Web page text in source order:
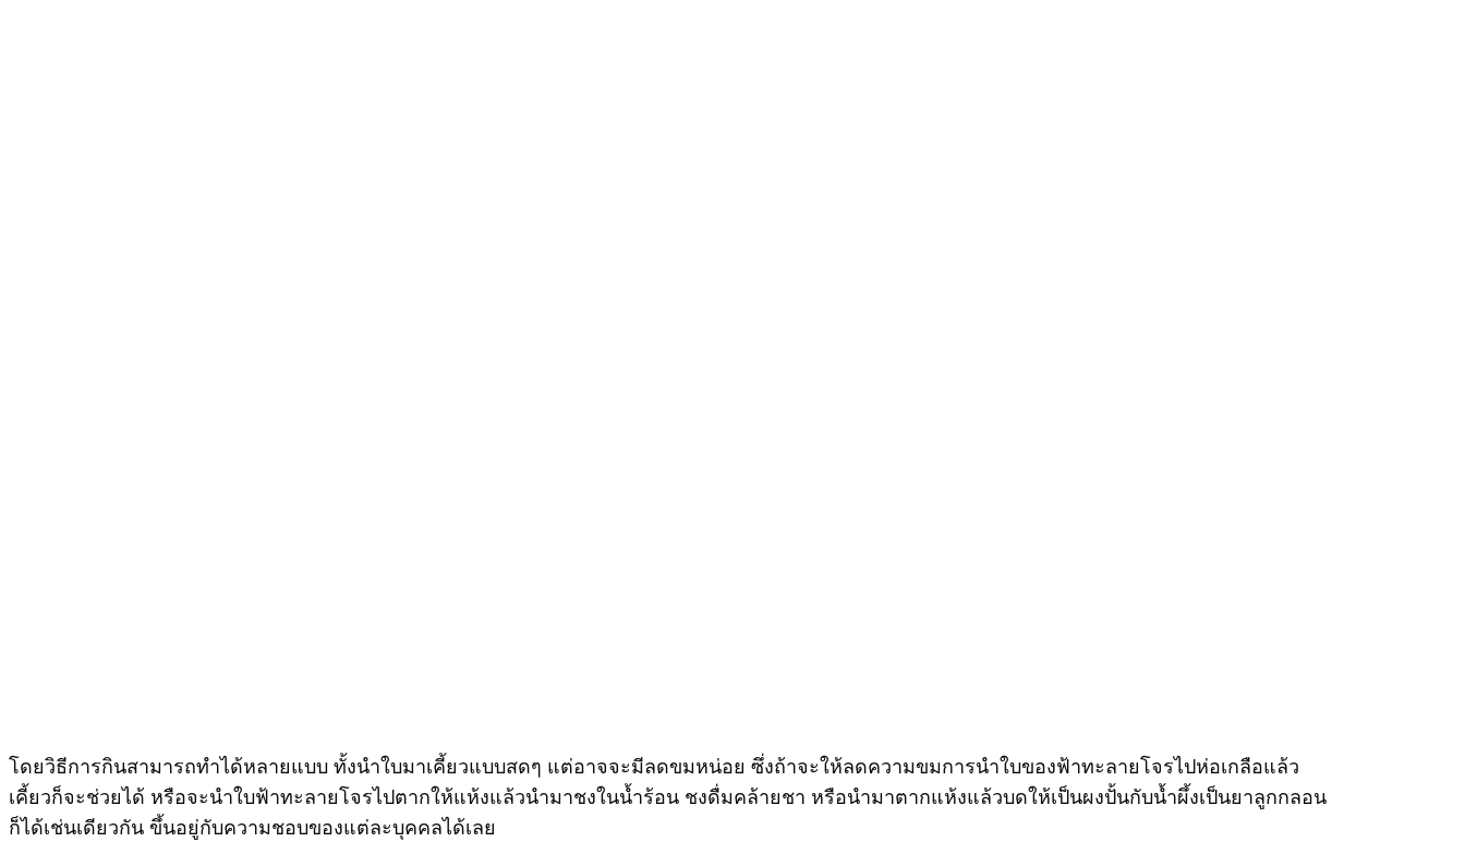
โดยวิธีการกินสามารถทำได้หลายแบบ ทั้งนำใบมาเคี้ยวแบบสดๆ แต่อาจจะมีลดขมหน่อย ซึ่งถ้าจะให้ลดความขมการนำใบของฟ้าทะลายโจรไปห่อเกลือแล้ว
เคี้ยวก็จะช่วยได้ หรือจะนำใบฟ้าทะลายโจรไปตากให้แห้งแล้วนำมาชงในน้ำร้อน ชงดื่มคล้ายชา หรือนำมาตากแห้งแล้วบดให้เป็นผงปั้นกับน้ำผึ้งเป็นยาลูกกลอน
ก็ได้เช่นเดียวกัน ขึ้นอยู่กับความชอบของแต่ละบุคคลได้เลย